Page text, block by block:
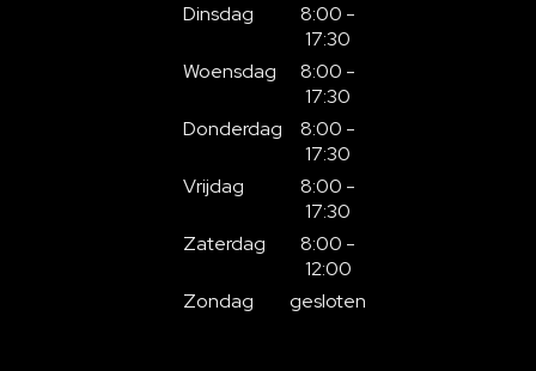
Dinsdag
8:00 -
17:30
Woensdag
8:00 -
17:30
Donderdag
8:00 -
17:30
Vrijdag
8:00 -
17:30
Zaterdag
8:00 -
12:00
Zondag
gesloten